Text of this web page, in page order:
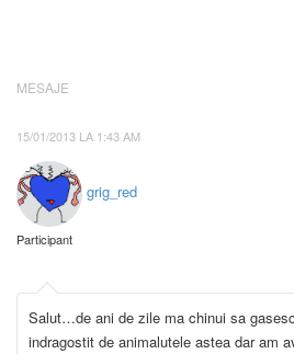
MESAJE
15/01/2013 LA 1:43 AM
grig_red
Participant
Salut…de ani de zile ma chinui sa
indragostit de animalutele astea dar am